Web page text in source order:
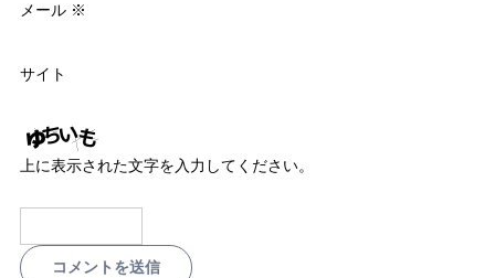
メール ※
サイト
上に表示された文字を入力してください。